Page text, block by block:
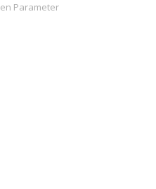
Parameter